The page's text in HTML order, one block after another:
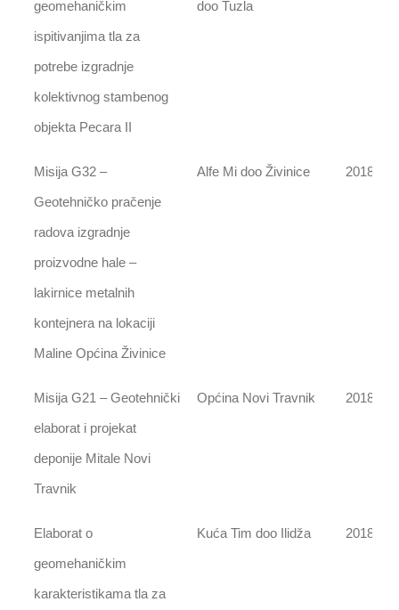
geomehaničkim
ispitivanjima tla za
potrebe izgradnje
kolektivnog stambenog
objekta Pecara II
doo Tuzla
Misija G32 –
Geotehničko pračenje
radova izgradnje
proizvodne hale –
lakirnice metalnih
kontejnera na lokaciji
Maline Općina Živinice
Alfe Mi doo Živinice 2018
Misija G21 – Geotehnički
elaborat i projekat
deponije Mitale Novi
Travnik
Općina Novi Travnik 2018
Elaborat o
geomehaničkim
karakteristikama tla za
Kuća Tim doo Ilidža 2018